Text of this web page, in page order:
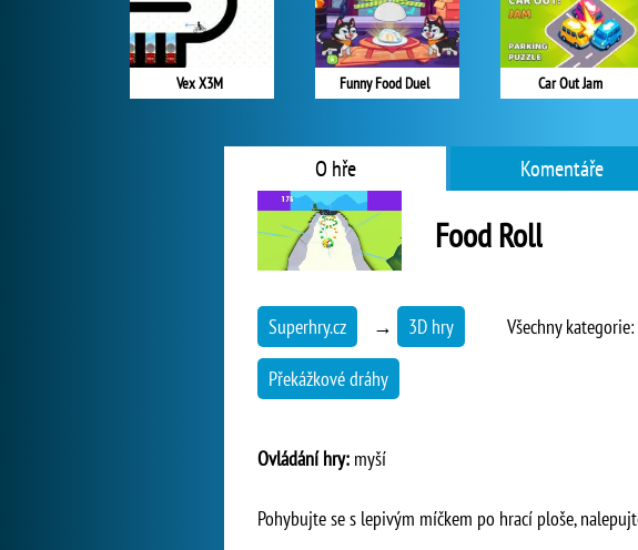
Vex X3M Funny Food Duel Car Out Jam
O hře Komentáře
Food Roll
Superhry.cz → 3D hry Všechny kategorie:
Překážkové dráhy
Ovládání hry: myší
Pohybujte se s lepivým míčkem po hrací ploše,